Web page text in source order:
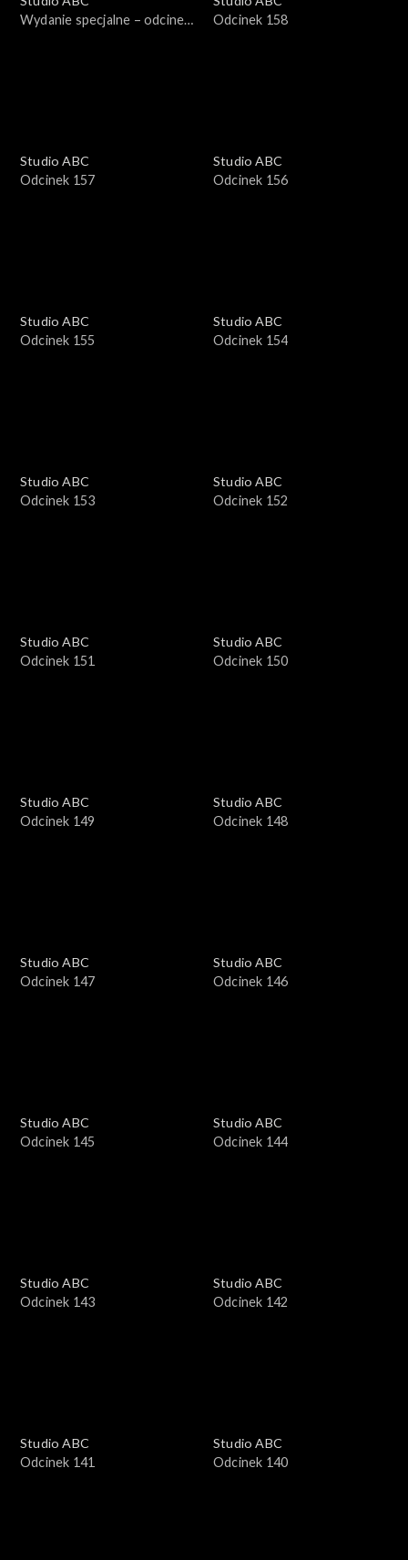
Wydanie specjalne – odcinek
Odcinek 158
Studio ABC
Odcinek 157
Studio ABC
Odcinek 156
Studio ABC
Odcinek 155
Studio ABC
Odcinek 154
Studio ABC
Odcinek 153
Studio ABC
Odcinek 152
Studio ABC
Odcinek 151
Studio ABC
Odcinek 150
Studio ABC
Odcinek 149
Studio ABC
Odcinek 148
Studio ABC
Odcinek 147
Studio ABC
Odcinek 146
Studio ABC
Odcinek 145
Studio ABC
Odcinek 144
Studio ABC
Odcinek 143
Studio ABC
Odcinek 142
Studio ABC
Odcinek 141
Studio ABC
Odcinek 140